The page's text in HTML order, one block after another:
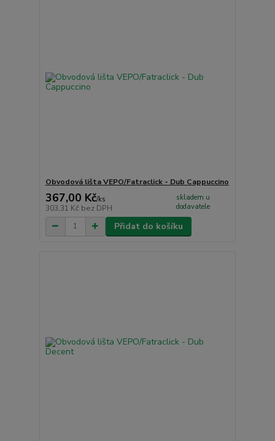
Obvodová lišta VEPO/Fatraclick - Dub Cappuccino
367,00 Kč/ks
303,31 Kč bez DPH
skladem u
dodavatele
Přidat do košíku